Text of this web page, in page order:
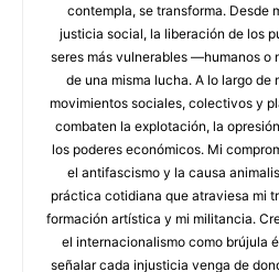
contempla, se transforma. Desde
justicia social, la liberación de los
seres más vulnerables —humanos o
de una misma lucha. A lo largo de
movimientos sociales, colectivos y
combaten la explotación, la
los poderes económicos. Mi
el antifascismo y la causa
práctica cotidiana que atraviesa mi
formación artística y mi militancia.
el internacionalismo como brújula
señalar cada injusticia venga de